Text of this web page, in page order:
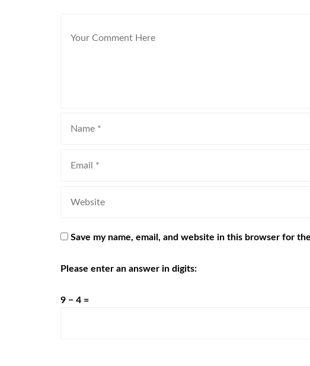
Save my name, email, and website in this browser for
Please enter an answer in digits:
9 − 4 =